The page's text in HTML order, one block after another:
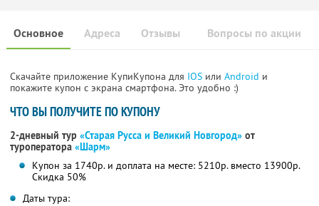
Основное Отзывы Вопросы по акции
Адреса
Скачайте приложение КупиКупона для IOS или Android и
покажите купон с экрана смартфона. Это удобно :)
ЧТО ВЫ ПОЛУЧИТЕ ПО КУПОНУ
2-дневный тур «Старая Русса и Великий Новгород» от
туроператора «Шарм»
Купон за 1740р. и доплата на месте: 5210р. вместо 13900р.
Скидка 50%
Даты тура: